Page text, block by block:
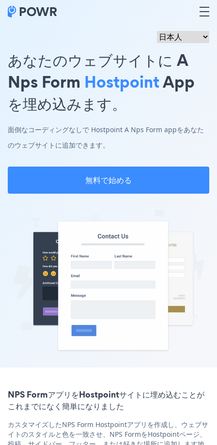
あなたのウェブサイトに A
Nps Form HostpointApp
を埋め込みます。
面倒なコーディングなしで Hostpoint A Nps Form appをあなた
のウェブサイトに追加できます。
無料で始める
NPS FormアプリをHostpointサイトに埋め込むことが
これまでになく簡単になりました
カスタマイズしたNPS Form Hostpointアプリを作成し、ウェブサ
イトのスタイルと色を一致させ、NPS FormをHostpointページ、